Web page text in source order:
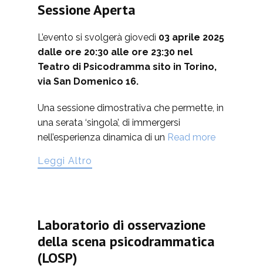
Sessione Aperta
L’evento si svolgerà giovedì 03 aprile 2025
dalle ore 20:30 alle ore 23:30 nel
Teatro di Psicodramma sito in Torino,
via San Domenico 16.
Una sessione dimostrativa che permette, in
una serata ‘singola’, di immergersi
nell’esperienza dinamica di un Read more
Leggi Altro
Laboratorio di osservazione
della scena psicodrammatica
(LOSP)